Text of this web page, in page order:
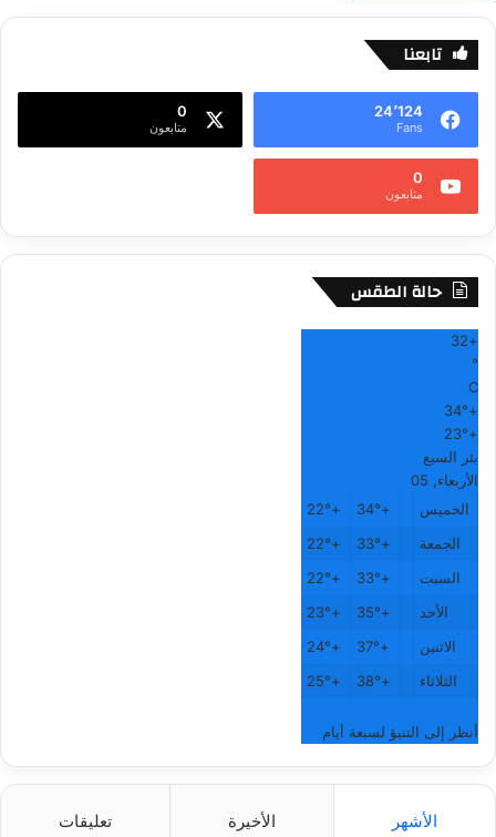
تابعنا
24٬124
Fans
0
متابعون
0
متابعون
حالة الطقس
+
32
°
C
+
34°
+
23°
بئر السبع
الأربعاء, 05
الخميس
+
34°
+
22°
الجمعة
+
33°
+
22°
السبت
+
33°
+
22°
الأحد
+
35°
+
23°
الاثنين
+
37°
+
24°
الثلاثاء
+
38°
+
25°
أنظر إلى التنبؤ لسبعة أيام
الأشهر الأخيرة تعليقات